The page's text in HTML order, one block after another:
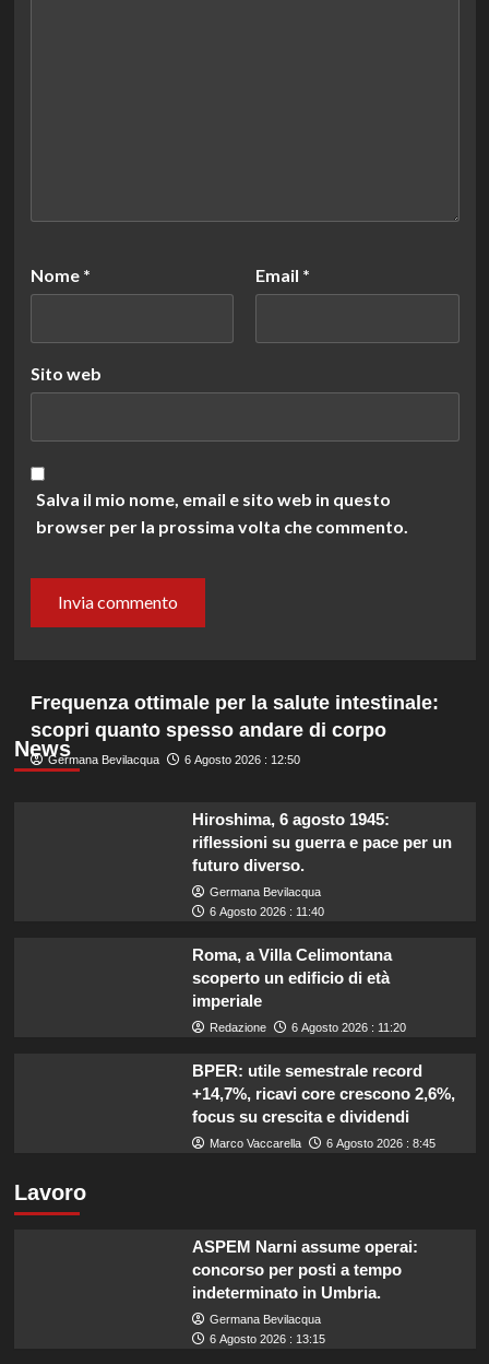
Nome * Email *
Sito web
Salva il mio nome, email e sito web in questo
browser per la prossima volta che commento.
News
Frequenza ottimale per la salute intestinale:
scopri quanto spesso andare di corpo
Germana Bevilacqua 6 Agosto 2026 : 12:50
Hiroshima, 6 agosto 1945:
riflessioni su guerra e pace per un
futuro diverso.
Germana Bevilacqua
6 Agosto 2026 : 11:40
Roma, a Villa Celimontana
scoperto un edificio di età
imperiale
Redazione 6 Agosto 2026 : 11:20
BPER: utile semestrale record
+14,7%, ricavi core crescono 2,6%,
focus su crescita e dividendi
Marco Vaccarella 6 Agosto 2026 : 8:45
Lavoro
ASPEM Narni assume operai:
concorso per posti a tempo
indeterminato in Umbria.
Germana Bevilacqua
6 Agosto 2026 : 13:15